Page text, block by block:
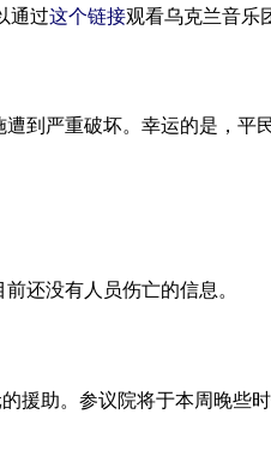
通过这个链接观看乌克兰音乐
遭到严重破坏。幸运的是，平
还没有人员伤亡的信息。
援助。参议院将于本周晚些时